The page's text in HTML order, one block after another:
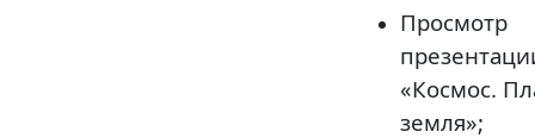
Просмотр
«Космос.
земля»;